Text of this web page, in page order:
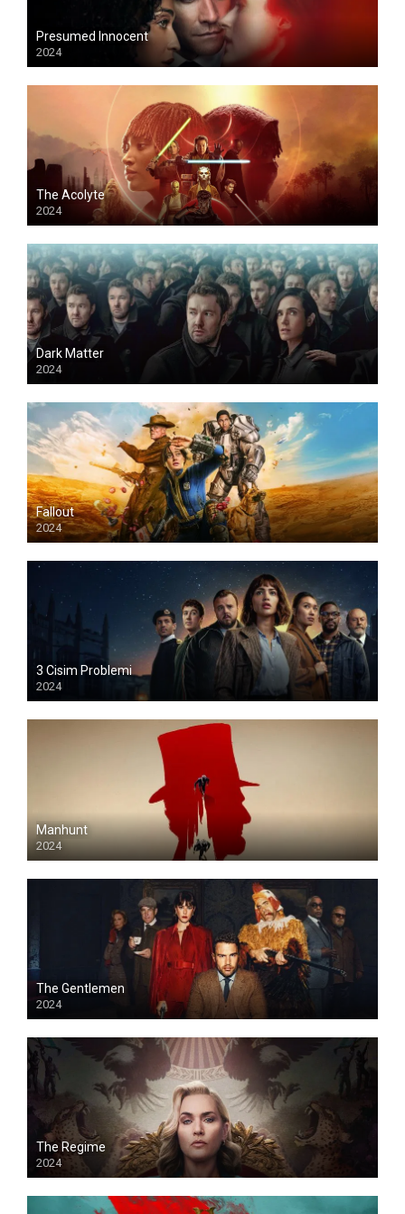
Presumed Innocent
2024
The Acolyte
2024
Dark Matter
2024
Fallout
2024
3 Cisim Problemi
2024
Manhunt
2024
The Gentlemen
2024
The Regime
2024